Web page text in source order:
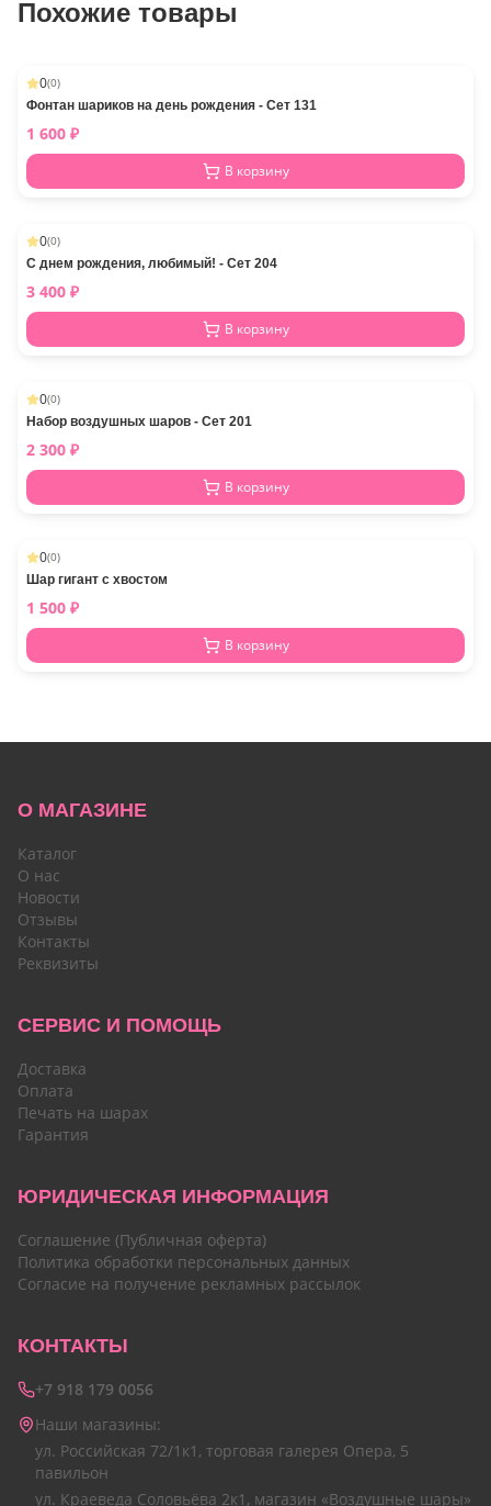
Похожие товары
0(0)
Фонтан шариков на день рождения - Сет 131
1 600 ₽
В корзину
0(0)
С днем рождения, любимый! - Сет 204
3 400 ₽
В корзину
0(0)
Набор воздушных шаров - Сет 201
2 300 ₽
В корзину
0(0)
Шар гигант с хвостом
1 500 ₽
В корзину
О МАГАЗИНЕ
Каталог
О нас
Новости
Отзывы
Контакты
Реквизиты
СЕРВИС И ПОМОЩЬ
Доставка
Оплата
Печать на шарах
Гарантия
ЮРИДИЧЕСКАЯ ИНФОРМАЦИЯ
Соглашение (Публичная оферта)
Политика обработки персональных данных
Согласие на получение рекламных рассылок
КОНТАКТЫ
+7 918 179 0056
Наши магазины:
ул. Российская 72/1к1, торговая галерея Опера, 5
павильон
ул. Краеведа Соловьёва 2к1, магазин «Воздушные шары»